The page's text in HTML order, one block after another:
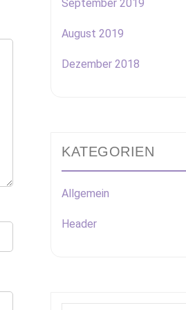
September 2019
August 2019
Dezember 2018
KATEGORIEN
Allgemein
Header